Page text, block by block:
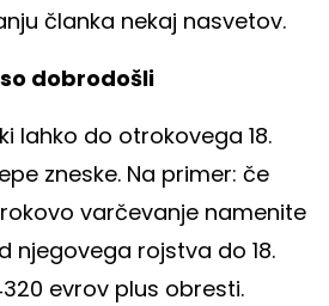
članka nekaj nasvetov.
dobrodošli
lahko do otrokovega 18.
zneske. Na primer: če
varčevanje namenite
njegovega rojstva do 18.
evrov plus obresti.